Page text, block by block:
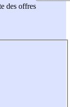
des offres